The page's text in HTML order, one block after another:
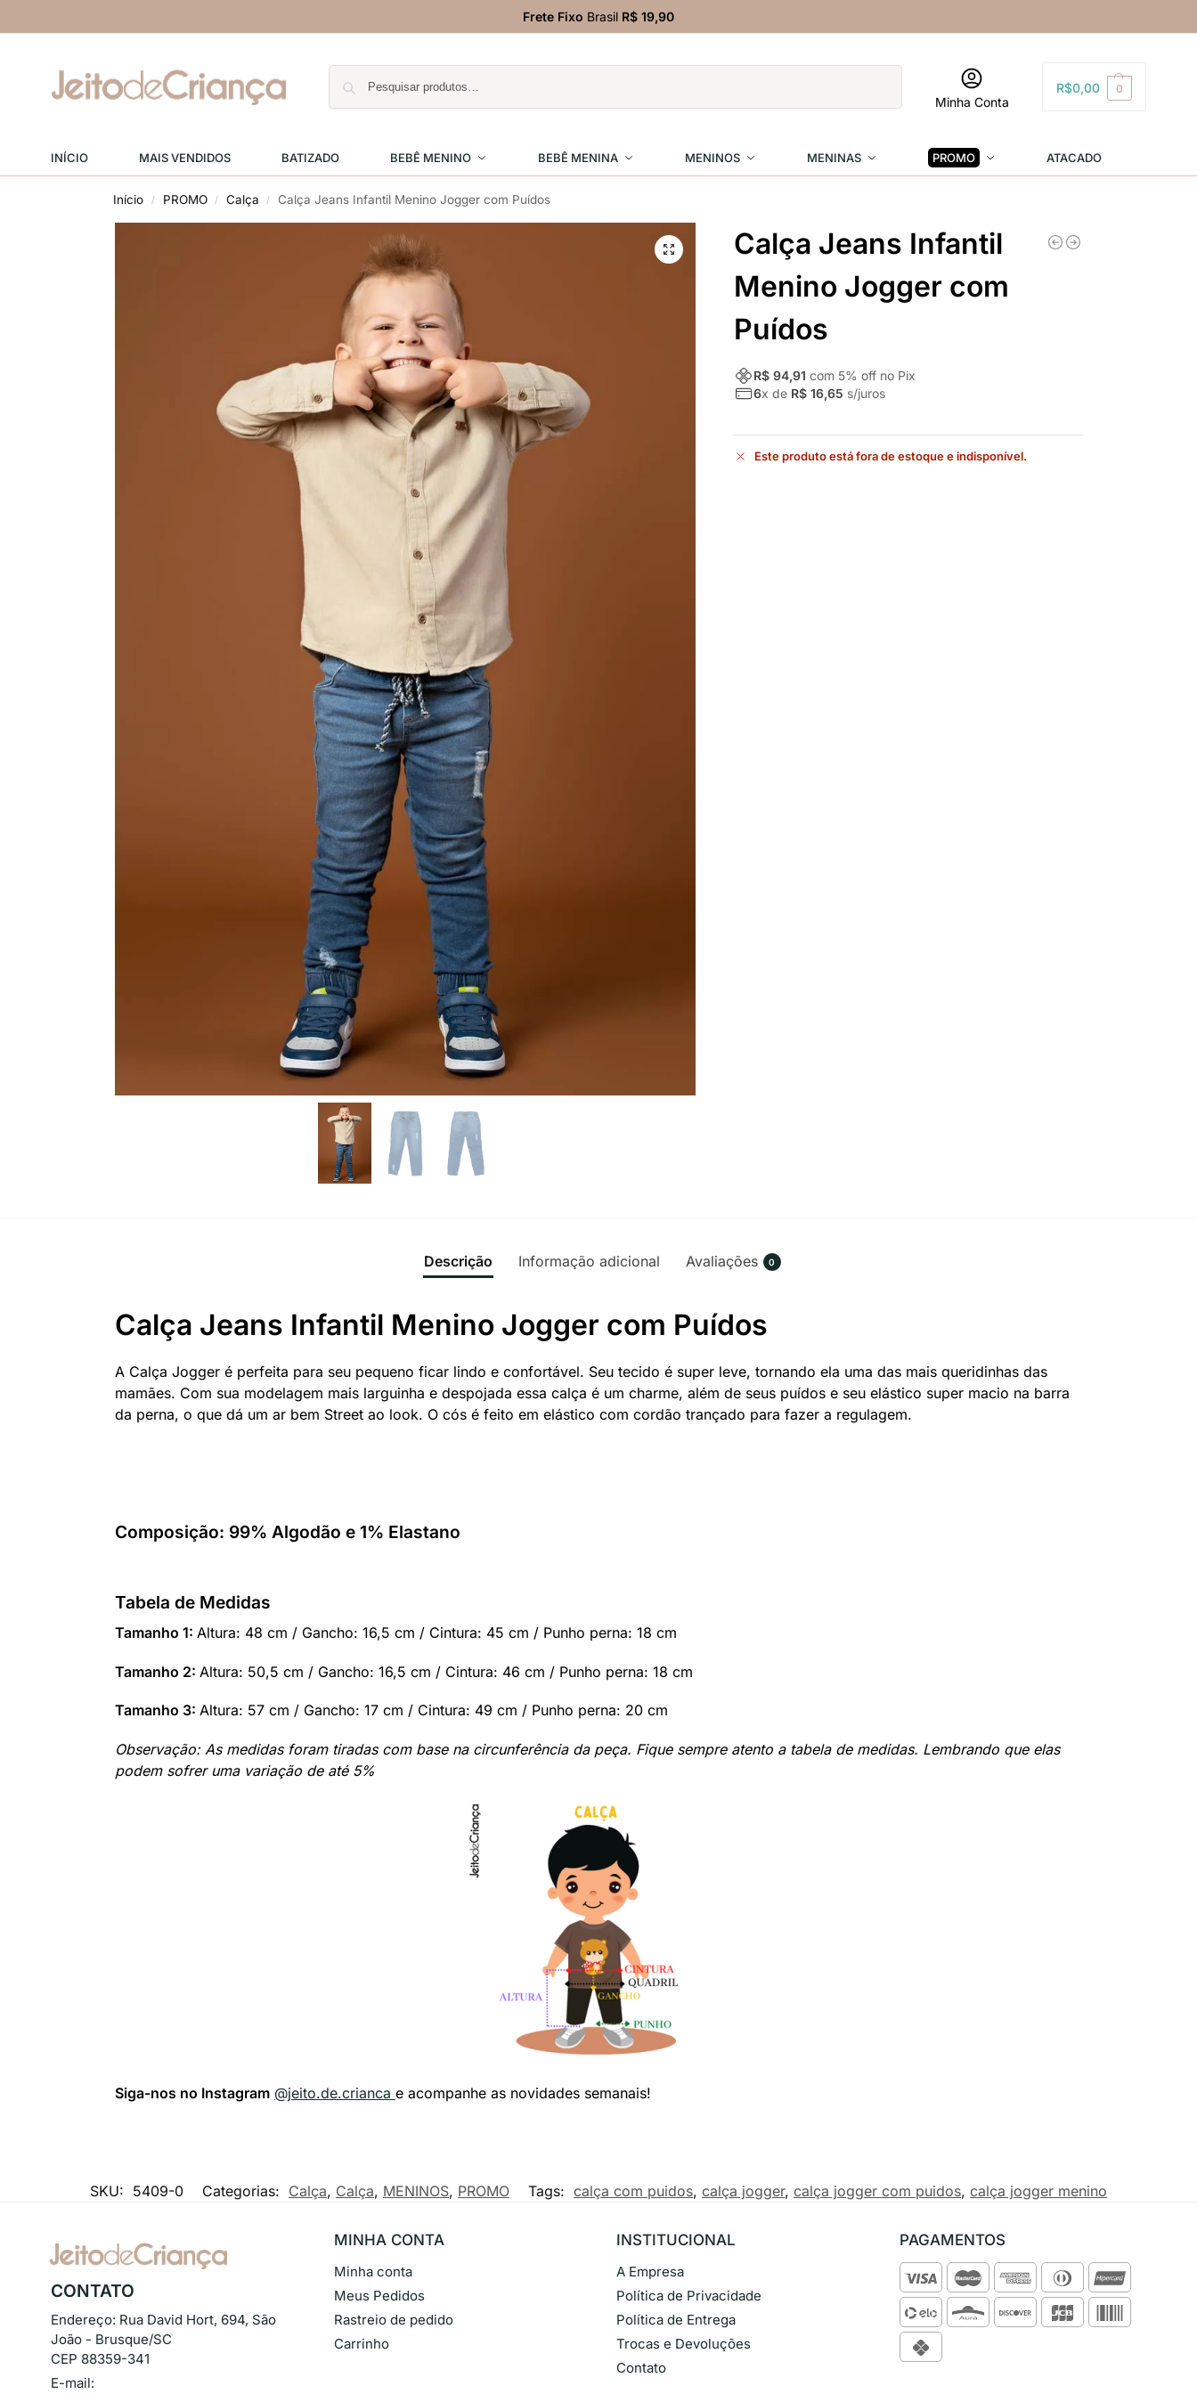
Frete Fixo Brasil R$ 19,90
Minha Conta
R$0,00 0
INÍCIO MAIS VENDIDOS BATIZADO BEBÊ MENINO BEBÊ MENINA MENINOS MENINAS PROMO ATACADO
Início / PROMO / Calça / Calça Jeans Infantil Menino Jogger com Puídos
Calça Jeans Infantil
Menino Jogger com
Puídos
R$ 94,91 com 5% off no Pix
6x de R$ 16,65 s/juros
Este produto está fora de estoque e indisponível.
Descrição Informação adicional Avaliações 0
Calça Jeans Infantil Menino Jogger com Puídos
A Calça Jogger é perfeita para seu pequeno ficar lindo e confortável. Seu tecido é super leve, tornando ela uma das mais queridinhas das
mamães. Com sua modelagem mais larguinha e despojada essa calça é um charme, além de seus puídos e seu elástico super macio na barra
da perna, o que dá um ar bem Street ao look. O cós é feito em elástico com cordão trançado para fazer a regulagem.
Composição: 99% Algodão e 1% Elastano
Tabela de Medidas
Tamanho 1: Altura: 48 cm / Gancho: 16,5 cm / Cintura: 45 cm / Punho perna: 18 cm
Tamanho 2: Altura: 50,5 cm / Gancho: 16,5 cm / Cintura: 46 cm / Punho perna: 18 cm
Tamanho 3: Altura: 57 cm / Gancho: 17 cm / Cintura: 49 cm / Punho perna: 20 cm
Observação: As medidas foram tiradas com base na circunferência da peça. Fique sempre atento a tabela de medidas. Lembrando que elas
podem sofrer uma variação de até 5%
Siga-nos no Instagram @jeito.de.crianca e acompanhe as novidades semanais!
SKU: 5409-0 Categorias: Calça, Calça, MENINOS, PROMO Tags: calça com puidos, calça jogger, calça jogger com puidos, calça jogger menino
CONTATO
Endereço: Rua David Hort, 694, São
João - Brusque/SC
CEP 88359-341
E-mail:
MINHA CONTA
Minha conta
Meus Pedidos
Rastreio de pedido
Carrinho
INSTITUCIONAL
A Empresa
Política de Privacidade
Política de Entrega
Trocas e Devoluções
Contato
PAGAMENTOS